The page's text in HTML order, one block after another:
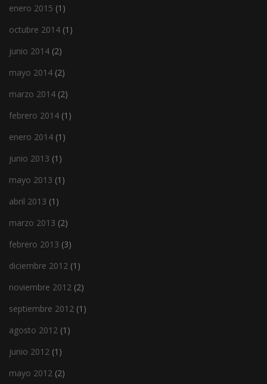
enero 2015 (1)
octubre 2014 (1)
junio 2014 (2)
mayo 2014 (2)
marzo 2014 (2)
febrero 2014 (1)
enero 2014 (1)
junio 2013 (1)
mayo 2013 (1)
abril 2013 (1)
marzo 2013 (2)
febrero 2013 (3)
diciembre 2012 (1)
noviembre 2012 (2)
septiembre 2012 (1)
agosto 2012 (1)
junio 2012 (1)
mayo 2012 (2)